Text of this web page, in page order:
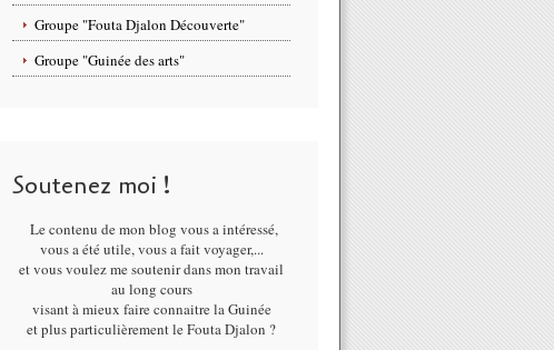
Groupe "Fouta Djalon Découverte"
Groupe "Guinée des arts"
Soutenez moi !
Le contenu de mon blog vous a intéressé,
vous a été utile, vous a fait voyager,...
et vous voulez me soutenir dans mon travail
au long cours
visant à mieux faire connaitre la Guinée
et plus particulièrement le Fouta Djalon ?